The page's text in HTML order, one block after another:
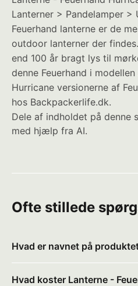
Lanterner > Pandelamper >
Feuerhand lanterne er de
outdoor lanterner der
end 100 år bragt lys til
denne Feuerhand i
Hurricane versionerne af
hos Backpackerlife.dk.
Dele af indholdet på denne
med hjælp fra AI.
Ofte stillede
Hvad er navnet på
Hvad koster Lanterne -